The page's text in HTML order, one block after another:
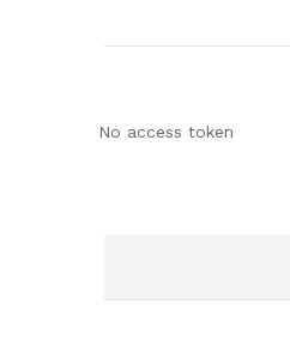
No access token